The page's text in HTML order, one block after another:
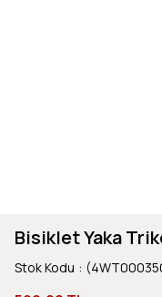
Bisiklet Yaka
Stok Kodu